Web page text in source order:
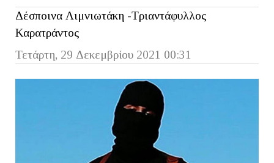
Δέσποινα Λιμνιωτάκη -Τριαντάφυλλος
Καρατράντος
Τετάρτη, 29 Δεκεμβρίου 2021 00:31